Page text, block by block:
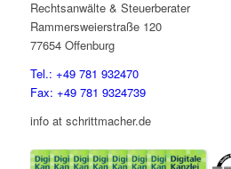
Rechtsanwälte & Steuerberater
Rammersweierstraße 120
77654 Offenburg
Tel.: +49 781 932470
Fax: +49 781 9324739
info at schrittmacher.de